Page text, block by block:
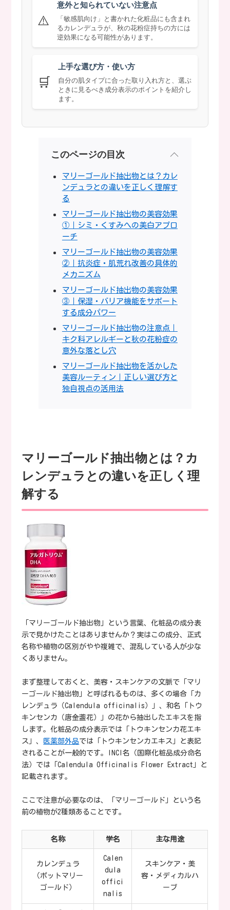
⚠️
意外と知られていない注意点
「敏感肌向け」と書かれた化粧品にも含まれ
るカレンデュラが、秋の花粉症持ちの方には
逆効果になる可能性があります。
🛒
上手な選び方・使い方
自分の肌タイプに合った取り入れ方と、選ぶ
ときに見るべき成分表示のポイントを紹介し
ます。
このページの目次
マリーゴールド抽出物とは？カレ
ンデュラとの違いを正しく理解す
る
マリーゴールド抽出物の美容効果
①｜シミ・くすみへの美白アプロ
ーチ
マリーゴールド抽出物の美容効果
②｜抗炎症・肌荒れ改善の具体的
メカニズム
マリーゴールド抽出物の美容効果
③｜保湿・バリア機能をサポート
する成分パワー
マリーゴールド抽出物の注意点｜
キク科アレルギーと秋の花粉症の
意外な落とし穴
マリーゴールド抽出物を活かした
美容ルーティン｜正しい選び方と
独自視点の活用法
マリーゴールド抽出物とは？カ
レンデュラとの違いを正しく理
解する
「マリーゴールド抽出物」という言葉、化粧品の成分表
示で見かけたことはありませんか？実はこの成分、正式
名称や植物の区別がやや複雑で、混乱している人が少な
くありません。
まず整理しておくと、美容・スキンケアの文脈で「マリ
ーゴールド抽出物」と呼ばれるものは、多くの場合「カ
レンデュラ（Calendula officinalis）」、和名「トウ
キンセンカ（唐金盞花）」の花から抽出したエキスを指
します。化粧品の成分表示では「トウキンセンカ花エキ
ス」、
医薬部外品では「トウキンセンカエキス」と表記
されることが一般的です。INCI名（国際化粧品成分命名
法）では「Calendula Officinalis Flower Extract」と
記載されます。
ここで注意が必要なのは、「マリーゴールド」という名
前の植物が2種類あることです。
名称 学名 主な用途
カレンデュラ
（ポットマリー
ゴールド）
Calen
dula
offici
nalis
スキンケア・美
容・メディカルハ
ーブ